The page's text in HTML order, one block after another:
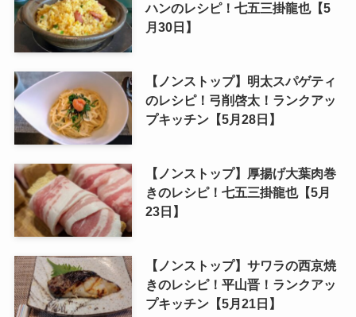
ハンのレシピ！七五三掛龍也【5
月30日】
【ノンストップ】明太スパゲティ
のレシピ！弓削啓太！ランクアッ
プキッチン【5月28日】
【ノンストップ】厚揚げ大葉肉巻
きのレシピ！七五三掛龍也【5月
23日】
【ノンストップ】サワラの西京焼
きのレシピ！平山晋！ランクアッ
プキッチン【5月21日】